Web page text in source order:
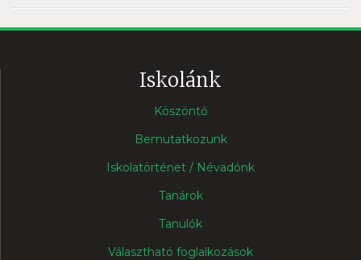
Iskolánk
Köszöntő
Bemutatkozunk
Iskolatörténet / Névadónk
Tanárok
Tanulók
Választható foglalkozások